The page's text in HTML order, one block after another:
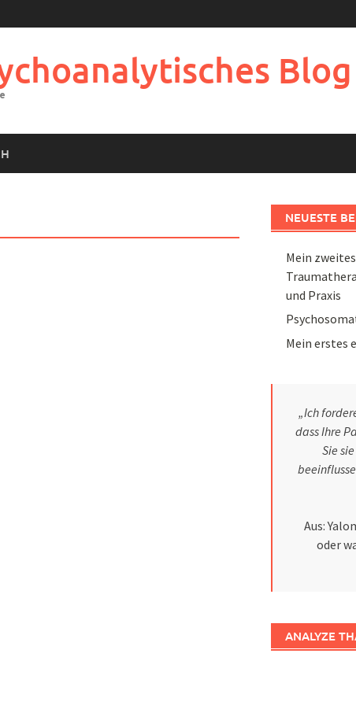
Blog
NEUESTE
Mein
und Praxis
Mein erstes
„Ich
dass Ihre
Sie
Aus:
oder
ANALYZE